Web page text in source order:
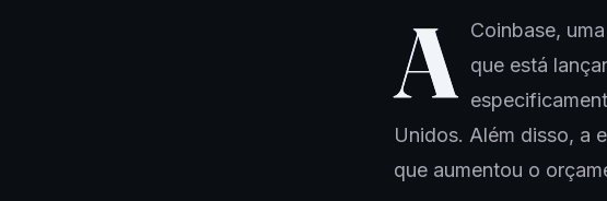
A Coinbase,
que está
Unidos. Além disso, a
que aumentou o